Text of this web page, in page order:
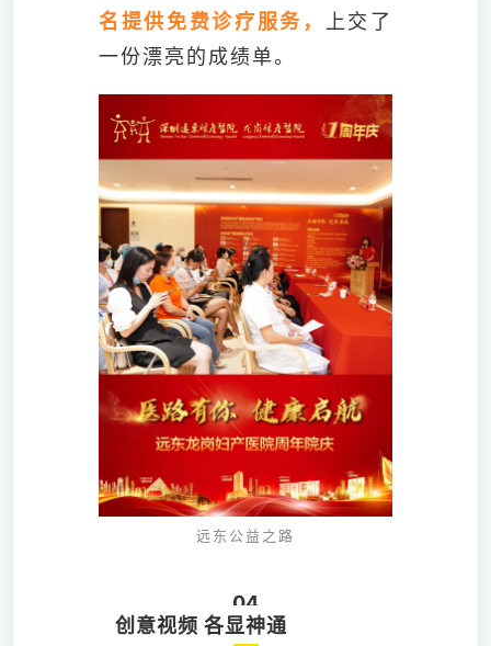
名提供免费诊疗服务， 上交了
一份漂亮的成绩单。
远东公益之路
04
创意视频 各显神通